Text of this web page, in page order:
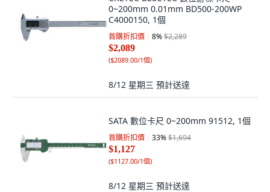
0~200mm 0.01mm BD500-200WP
C4000150, 1個
首購折扣價 8%$2,289
$2,089
($2089.00/1個)
8/12 星期三 預計送達
SATA 數位卡尺 0~200mm 91512, 1個
首購折扣價 33%$1,694
$1,127
($1127.00/1個)
8/12 星期三 預計送達